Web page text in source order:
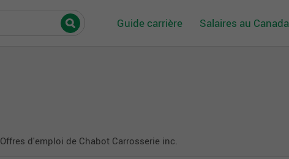
Guide carrière Salaires au Canada
Offres d'emploi de Chabot Carrosserie inc.